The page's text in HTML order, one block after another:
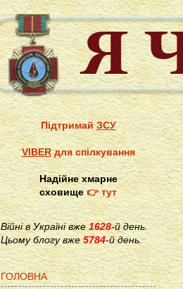
ПідтримайЗСУ
VIBERдля спілкування
Надійне хмарне
сховище👉 тут
Війні в Україні вже1628-й день.
Цьому блогу вже 5784-й день.
ГОЛОВНА